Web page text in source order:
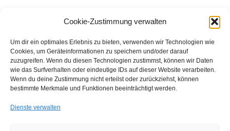
Cookie-Zustimmung verwalten
Um dir ein optimales Erlebnis zu bieten, verwenden wir Technologien wie
Cookies, um Geräteinformationen zu speichern und/oder darauf
zuzugreifen. Wenn du diesen Technologien zustimmst, können wir Daten
wie das Surfverhalten oder eindeutige IDs auf dieser Website verarbeiten.
Wenn du deine Zustimmung nicht erteilst oder zurückziehst, können
bestimmte Merkmale und Funktionen beeinträchtigt werden.
Dienste verwalten
Beitragsnavigation
FFB e.V. • Benraderstr. 189 • 47804 Krefeld • Tel. 0 21 51 – 610
300 • Fax 0 21 51 – 610 330 •info@ffb-krefeld.de